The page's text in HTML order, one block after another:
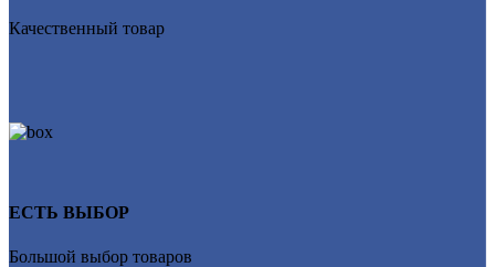
Качественный товар
ЕСТЬ ВЫБОР
Большой выбор товаров